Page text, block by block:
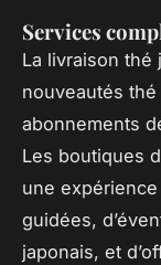
Services
La livraison thé
nouveautés
abonnements
Les boutiques
une
guidées,
japonais, et